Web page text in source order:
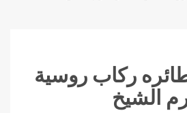
ركاب روسية
الشيخ